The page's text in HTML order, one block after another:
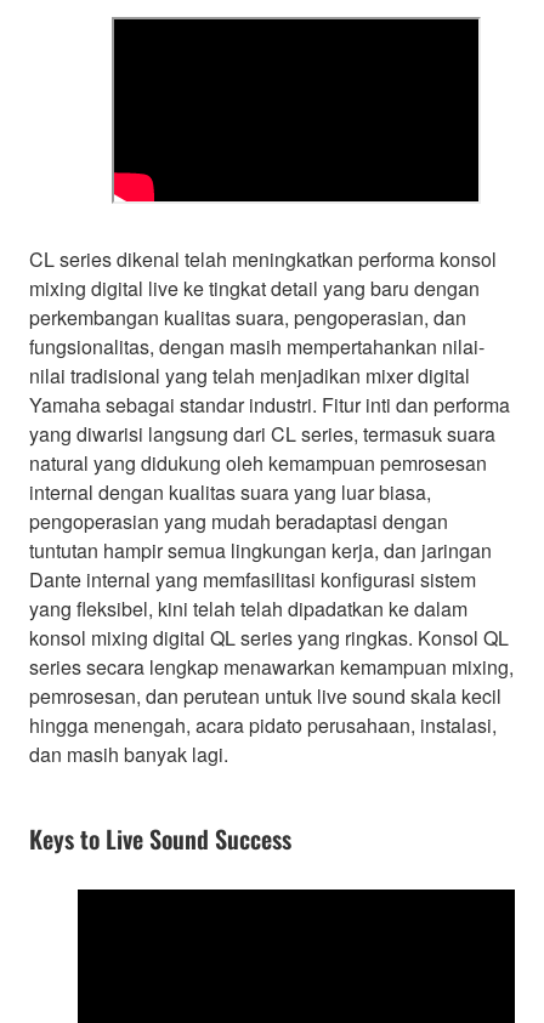
CL series dikenal telah meningkatkan performa konsol
mixing digital live ke tingkat detail yang baru dengan
perkembangan kualitas suara, pengoperasian, dan
fungsionalitas, dengan masih mempertahankan nilai-
nilai tradisional yang telah menjadikan mixer digital
Yamaha sebagai standar industri. Fitur inti dan performa
yang diwarisi langsung dari CL series, termasuk suara
natural yang didukung oleh kemampuan pemrosesan
internal dengan kualitas suara yang luar biasa,
pengoperasian yang mudah beradaptasi dengan
tuntutan hampir semua lingkungan kerja, dan jaringan
Dante internal yang memfasilitasi konfigurasi sistem
yang fleksibel, kini telah telah dipadatkan ke dalam
konsol mixing digital QL series yang ringkas. Konsol QL
series secara lengkap menawarkan kemampuan mixing,
pemrosesan, dan perutean untuk live sound skala kecil
hingga menengah, acara pidato perusahaan, instalasi,
dan masih banyak lagi.
Keys to Live Sound Success